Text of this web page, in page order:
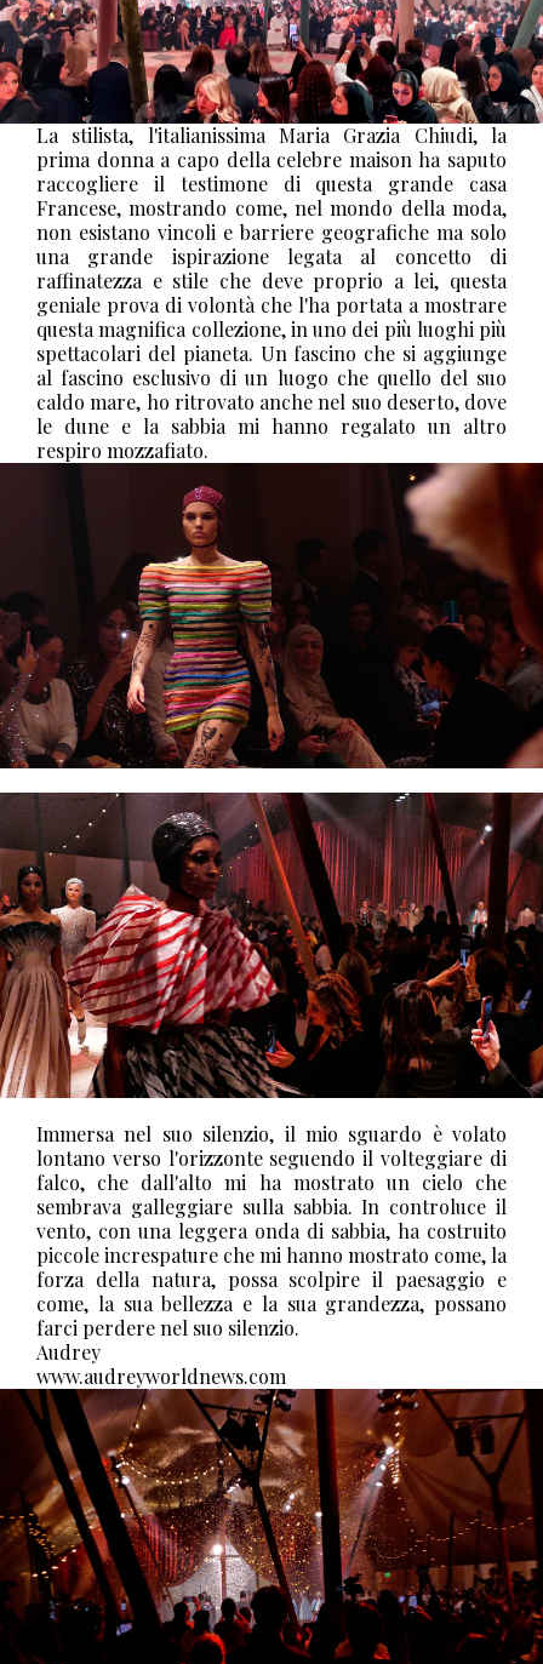
La stilista, l'italianissima Maria Grazia Chiudi, la
prima donna a capo della celebre maison ha saputo
raccogliere il testimone di questa grande casa
Francese, mostrando come, nel mondo della moda,
non esistano vincoli e barriere geografiche ma solo
una grande ispirazione legata al concetto di
raffinatezza e stile che deve proprio a lei, questa
geniale prova di volontà che l'ha portata a mostrare
questa magnifica collezione, in uno dei più luoghi più
spettacolari del pianeta. Un fascino che si aggiunge
al fascino esclusivo di un luogo che quello del suo
caldo mare, ho ritrovato anche nel suo deserto, dove
le dune e la sabbia mi hanno regalato un altro
respiro mozzafiato.
Immersa nel suo silenzio, il mio sguardo è volato
lontano verso l'orizzonte seguendo il volteggiare di
falco, che dall'alto mi ha mostrato un cielo che
sembrava galleggiare sulla sabbia. In controluce il
vento, con una leggera onda di sabbia, ha costruito
piccole increspature che mi hanno mostrato come, la
forza della natura, possa scolpire il paesaggio e
come, la sua bellezza e la sua grandezza, possano
farci perdere nel suo silenzio.
Audrey
www.audreyworldnews.com